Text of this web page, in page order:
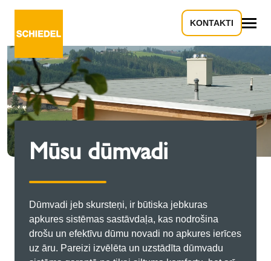
KONTAKTI
Mūsu dūmvadi
Dūmvadi jeb skursteņi, ir būtiska jebkuras
apkures sistēmas sastāvdaļa, kas nodrošina
drošu un efektīvu dūmu novadi no apkures ierīces
uz āru. Pareizi izvēlēta un uzstādīta dūmvadu